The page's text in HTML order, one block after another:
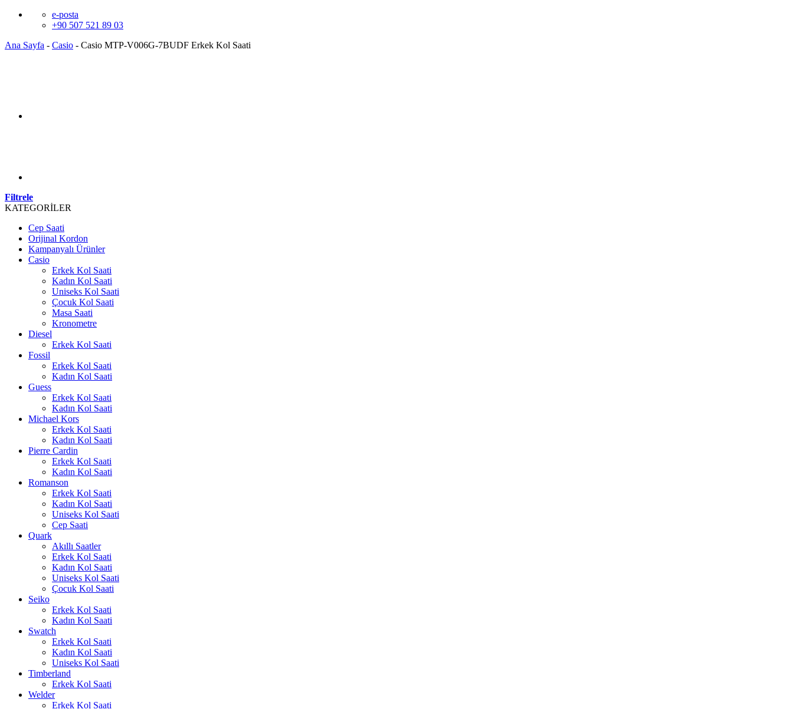
e-posta
+90 507 521 89 03
Ana Sayfa - Casio - Casio MTP-V006G-7BUDF Erkek Kol Saati
Filtrele
KATEGORİLER
Cep Saati
Orijinal Kordon
Kampanyalı Ürünler
Casio
Erkek Kol Saati
Kadın Kol Saati
Uniseks Kol Saati
Çocuk Kol Saati
Masa Saati
Kronometre
Diesel
Erkek Kol Saati
Fossil
Erkek Kol Saati
Kadın Kol Saati
Guess
Erkek Kol Saati
Kadın Kol Saati
Michael Kors
Erkek Kol Saati
Kadın Kol Saati
Pierre Cardin
Erkek Kol Saati
Kadın Kol Saati
Romanson
Erkek Kol Saati
Kadın Kol Saati
Uniseks Kol Saati
Cep Saati
Quark
Akıllı Saatler
Erkek Kol Saati
Kadın Kol Saati
Uniseks Kol Saati
Çocuk Kol Saati
Seiko
Erkek Kol Saati
Kadın Kol Saati
Swatch
Erkek Kol Saati
Kadın Kol Saati
Uniseks Kol Saati
Timberland
Erkek Kol Saati
Welder
Erkek Kol Saati